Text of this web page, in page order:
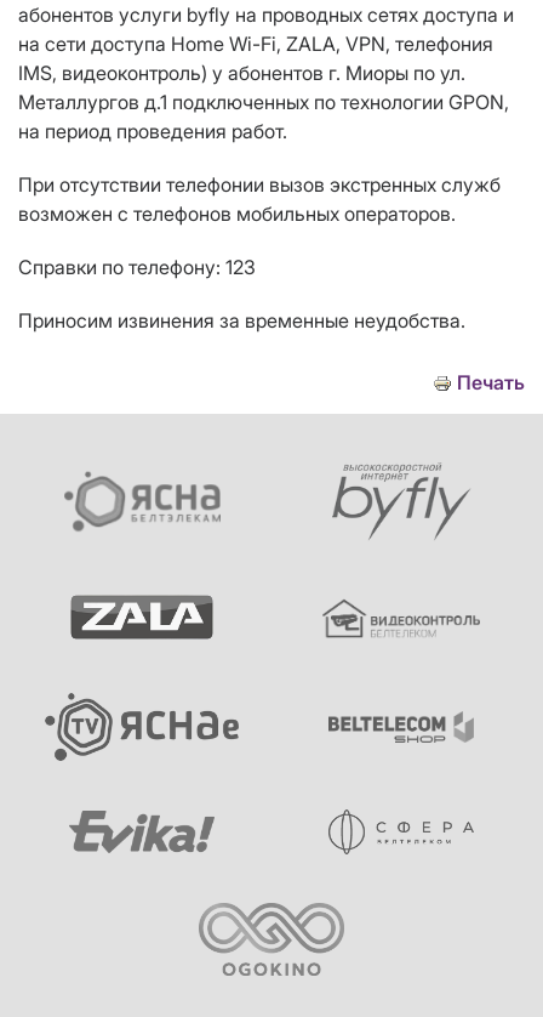
абонентов услуги byfly на проводных сетях доступа и
на сети доступа Home Wi-Fi, ZALA, VPN, телефония
IMS, видеоконтроль) у абонентов г. Миоры по ул.
Металлургов д.1 подключенных по технологии GPON,
на период проведения работ.
При отсутствии телефонии вызов экстренных служб
возможен с телефонов мобильных операторов.
Справки по телефону: 123
Приносим извинения за временные неудобства.
Печать